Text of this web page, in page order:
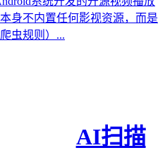
身不内置任何影视资源，而是
虫规则）...
AI扫描